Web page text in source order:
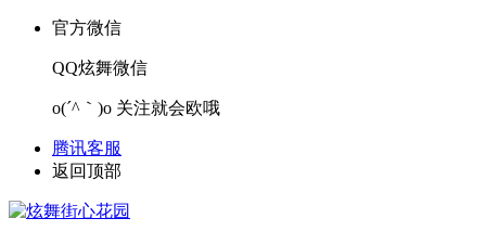
官方微信
QQ炫舞微信
o(´^｀)o 关注就会欧哦
腾讯客服
返回顶部